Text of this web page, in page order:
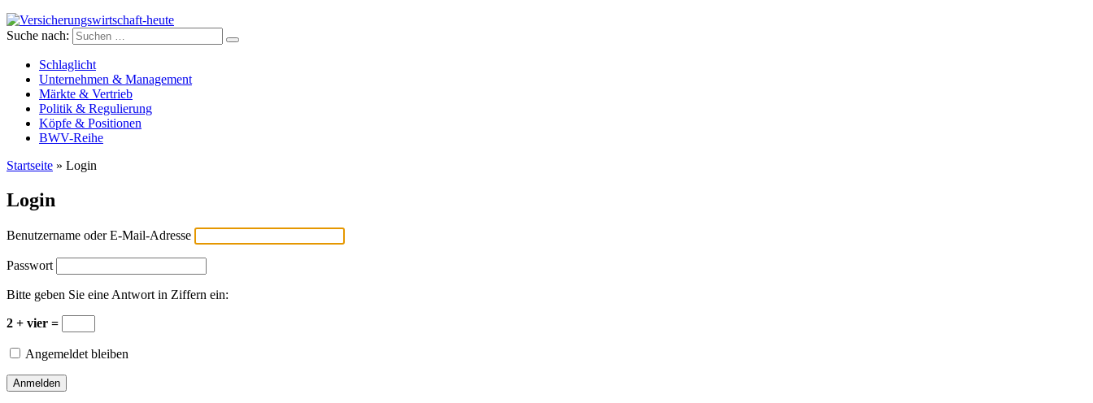
Versicherungswirtschaft-heute
Suche nach:
Schlaglicht
Unternehmen & Management
Märkte & Vertrieb
Politik & Regulierung
Köpfe & Positionen
BWV-Reihe
Startseite » Login
Login
Benutzername oder E-Mail-Adresse
Passwort
Bitte geben Sie eine Antwort in Ziffern ein:
2 + vier =
Angemeldet bleiben